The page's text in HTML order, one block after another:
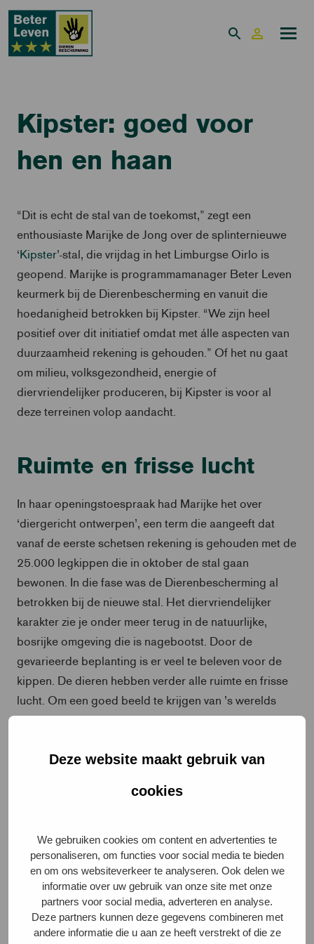
Deze website maakt gebruik van
cookies
We gebruiken cookies om content en advertenties te
personaliseren, om functies voor social media te bieden
en om ons websiteverkeer te analyseren. Ook delen we
informatie over uw gebruik van onze site met onze
partners voor social media, adverteren en analyse.
Deze partners kunnen deze gegevens combineren met
andere informatie die u aan ze heeft verstrekt of die ze
Kipster: goed voor
hen en haan
“Dit is echt de stal van de toekomst,” zegt een
enthousiaste Marijke de Jong over de splinternieuwe
‘Kipster’-stal, die vrijdag in het Limburgse Oirlo is
geopend. Marijke is programmamanager Beter Leven
keurmerk bij de Dierenbescherming en vanuit die
hoedanigheid betrokken bij Kipster. “We zijn heel
positief over dit initiatief omdat met álle aspecten van
duurzaamheid rekening is gehouden.” Of het nu gaat
om milieu, volksgezondheid, energie of
diervriendelijker produceren, bij Kipster is voor al
deze terreinen volop aandacht.
Ruimte en frisse lucht
In haar openingstoespraak had Marijke het over
‘diergericht ontwerpen’, een term die aangeeft dat
vanaf de eerste schetsen rekening is gehouden met de
25.000 legkippen die in oktober de stal gaan
bewonen. In die fase was de Dierenbescherming al
betrokken bij de nieuwe stal. Het diervriendelijker
karakter zie je onder meer terug in de natuurlijke,
bosrijke omgeving die is nagebootst. Door de
gevarieerde beplanting is er veel te beleven voor de
kippen. De dieren hebben verder alle ruimte en frisse
lucht. Om een goed beeld te krijgen van ’s werelds
modernste kippenstal kun je het beste even de site van
terug te vinden.